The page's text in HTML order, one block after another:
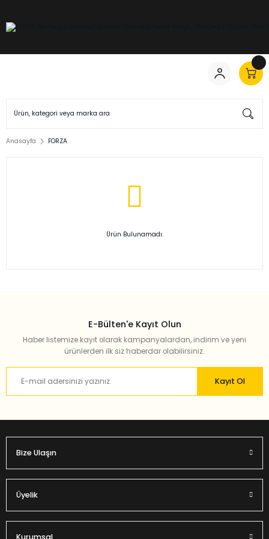
Anasayfa FORZA
Ürün Bulunamadı.
E-Bülten'e Kayıt Olun
Haber listemize kayıt olarak kampanyalardan, indirim ve yeni
ürünlerden ilk siz haberdar olabilirsiniz.
Kayıt Ol
Bize Ulaşın
Üyelik
Kurumsal